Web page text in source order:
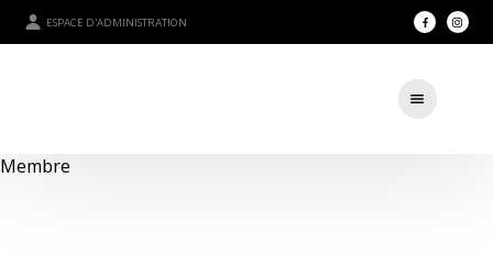
ESPACE D'ADMINISTRATION
Membre